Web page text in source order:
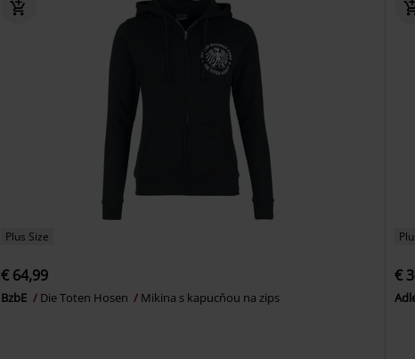
Plus Size
€ 64,99
BzbE Die Toten Hosen Mikina s kapucňou na zips
€